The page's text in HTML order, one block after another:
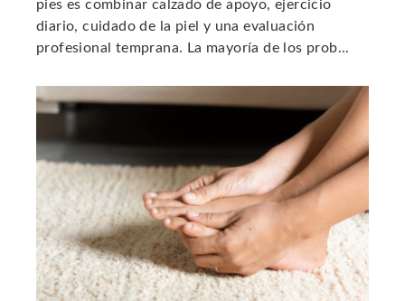
pies es combinar calzado de apoyo, ejercicio
diario, cuidado de la piel y una evaluación
profesional temprana. La mayoría de los prob...